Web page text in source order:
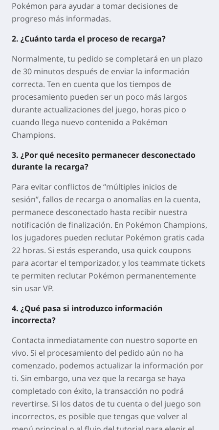
Pokémon para ayudar a tomar decisiones de
progreso más informadas.
2. ¿Cuánto tarda el proceso de recarga?
Normalmente, tu pedido se completará en un plazo
de 30 minutos después de enviar la información
correcta. Ten en cuenta que los tiempos de
procesamiento pueden ser un poco más largos
durante actualizaciones del juego, horas pico o
cuando llega nuevo contenido a Pokémon
Champions.
3. ¿Por qué necesito permanecer desconectado
durante la recarga?
Para evitar conflictos de “múltiples inicios de
sesión”, fallos de recarga o anomalías en la cuenta,
permanece desconectado hasta recibir nuestra
notificación de finalización. En Pokémon Champions,
los jugadores pueden reclutar Pokémon gratis cada
22 horas. Si estás esperando, usa quick coupons
para acortar el temporizador, y los teammate tickets
te permiten reclutar Pokémon permanentemente
sin usar VP.
4. ¿Qué pasa si introduzco información
incorrecta?
Contacta inmediatamente con nuestro soporte en
vivo. Si el procesamiento del pedido aún no ha
comenzado, podemos actualizar la información por
ti. Sin embargo, una vez que la recarga se haya
completado con éxito, la transacción no podrá
revertirse. Si los datos de tu cuenta o del juego son
incorrectos, es posible que tengas que volver al